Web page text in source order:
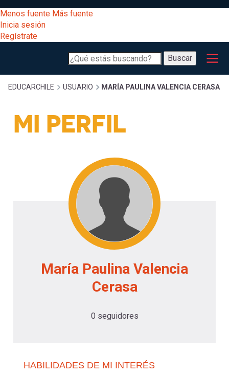
al
contenido
principal
[Educarchile
Escritorio]
Menú
Menos fuente Más fuente
Inicia sesión
Regístrate
Buscar
Buscar
Menú
principal
Desarrollo
Expand
Gestión
Expand
Comunidad
[Educarchile
Mobile]
Sobrescribir
enlaces
ayuda
navegación
EDUCARCHILE USUARIO MARÍA PAULINA VALENCIA CERASA
MI PERFIL
María Paulina Valencia
Cerasa
0 seguidores
HABILIDADES DE MI INTERÉS